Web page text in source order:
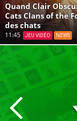
Quand Clair
Cats Clans of the
des chats
11:45 JEU VIDÉO NEWS